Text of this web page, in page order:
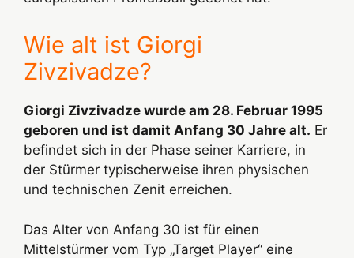
Wie alt ist Giorgi
Zivzivadze?
Giorgi Zivzivadze wurde am 28. Februar 1995
geboren und ist damit Anfang 30 Jahre alt. Er
befindet sich in der Phase seiner Karriere, in
der Stürmer typischerweise ihren physischen
und technischen Zenit erreichen.
Das Alter von Anfang 30 ist für einen
Mittelstürmer vom Typ „Target Player“ eine